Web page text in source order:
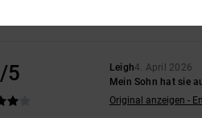
/5 Leigh4. April 2026
Mein Sohn hat sie
Original anzeigen -